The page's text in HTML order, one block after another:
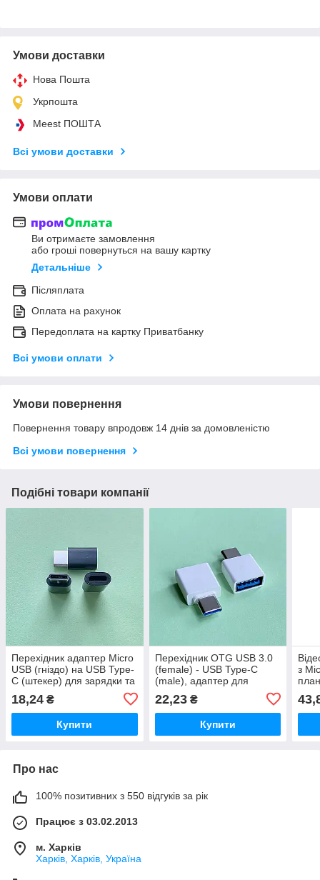
Умови доставки
Нова Пошта
Укрпошта
Meest ПОШТА
Всі умови доставки
Умови оплати
Ви отримаєте замовлення
або гроші повернуться на вашу картку
Детальніше
Післяплата
Оплата на рахунок
Передоплата на картку Приватбанку
Всі умови оплати
Умови повернення
Повернення товару впродовж 14 днів за домовленістю
Всі умови повернення
Подібні товари компанії
Перехідник адаптер Micro
USB (гніздо) на USB Type-
C (штекер) для зарядки та
18,24 ₴
Купити
Перехідник OTG USB 3.0
(female) - USB Type-C
(male), адаптер для
22,23₴
Купити
з
ТБ
Про нас
100% позитивних з 550 відгуків за рік
Працює з 03.02.2013
м. Харків
Харків, Харків, Україна